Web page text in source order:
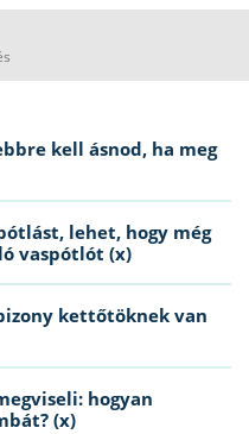
kell ásnod, ha meg
lehet, hogy még
vaspótlót (x)
kettőtöknek van
hogyan
(x)